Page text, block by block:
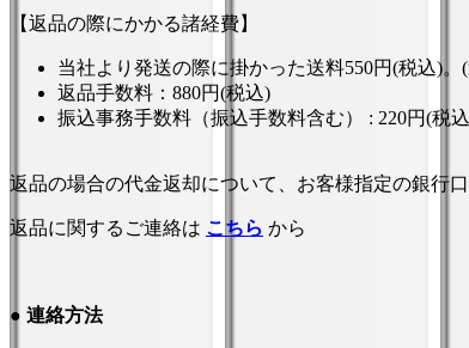
【返品の際にかかる諸経費】
当社より発送の際に掛かった送料550円(税込)
返品手数料：880円(税込)
振込事務手数料（振込手数料含む） : 220円(税
返品の場合の代金返却について、お客様指定の銀行
返品に関するご連絡は こちら から
● 連絡方法